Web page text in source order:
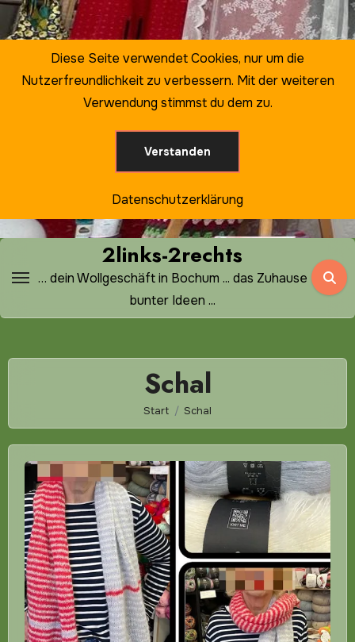
Zum
Inhalt
2links-2rechts
… dein Wollgeschäft in Bochum ... das Zuhause
bunter Ideen ...
Schal
Start Schal
Diese Seite verwendet Cookies, nur um die
Nutzerfreundlichkeit zu verbessern. Mit der weiteren
Verwendung stimmst du dem zu.
Verstanden
Datenschutzerklärung